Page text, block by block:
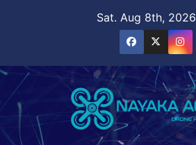
Sat. Aug 8th, 2026